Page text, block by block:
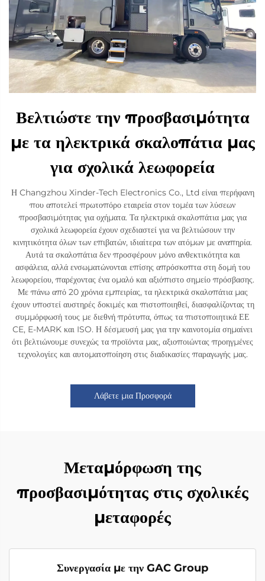
Βελτιώστε την προσβασιμότητα
με τα ηλεκτρικά σκαλοπάτια μας
για σχολικά λεωφορεία
Η Changzhou Xinder-Tech Electronics Co., Ltd είναι περήφανη
που αποτελεί πρωτοπόρο εταιρεία στον τομέα των λύσεων
προσβασιμότητας για οχήματα. Τα ηλεκτρικά σκαλοπάτια μας για
σχολικά λεωφορεία έχουν σχεδιαστεί για να βελτιώσουν την
κινητικότητα όλων των επιβατών, ιδιαίτερα των ατόμων με αναπηρία.
Αυτά τα σκαλοπάτια δεν προσφέρουν μόνο ανθεκτικότητα και
ασφάλεια, αλλά ενσωματώνονται επίσης απρόσκοπτα στη δομή του
λεωφορείου, παρέχοντας ένα ομαλό και αξιόπιστο σημείο πρόσβασης.
Με πάνω από 20 χρόνια εμπειρίας, τα ηλεκτρικά σκαλοπάτια μας
έχουν υποστεί αυστηρές δοκιμές και πιστοποιηθεί, διασφαλίζοντας τη
συμμόρφωσή τους με διεθνή πρότυπα, όπως τα πιστοποιητικά ΕΕ
CE, E-MARK και ISO. Η δέσμευσή μας για την καινοτομία σημαίνει
ότι βελτιώνουμε συνεχώς τα προϊόντα μας, αξιοποιώντας προηγμένες
τεχνολογίες και αυτοματοποίηση στις διαδικασίες παραγωγής μας.
Λάβετε μια Προσφορά
Μεταμόρφωση της
προσβασιμότητας στις σχολικές
μεταφορές
Συνεργασία με την GAC Group